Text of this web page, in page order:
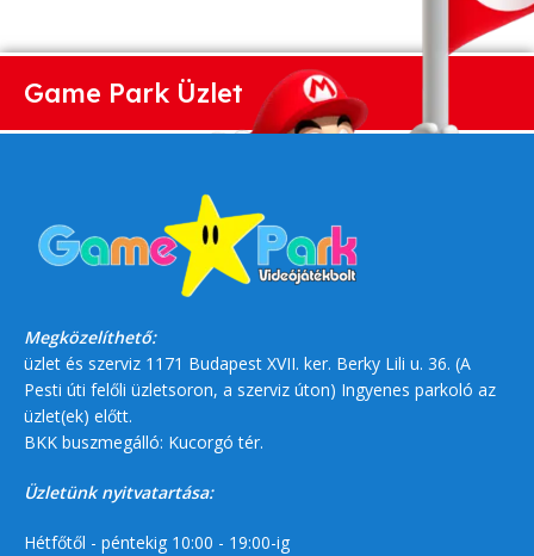
Game Park Üzlet
Megközelíthető:
üzlet és szerviz 1171 Budapest XVII. ker. Berky Lili u. 36. (A
Pesti úti felőli üzletsoron, a szerviz úton) Ingyenes parkoló az
üzlet(ek) előtt.
BKK buszmegálló: Kucorgó tér.
Üzletünk nyitvatartása:
Hétfőtől - péntekig 10:00 - 19:00-ig